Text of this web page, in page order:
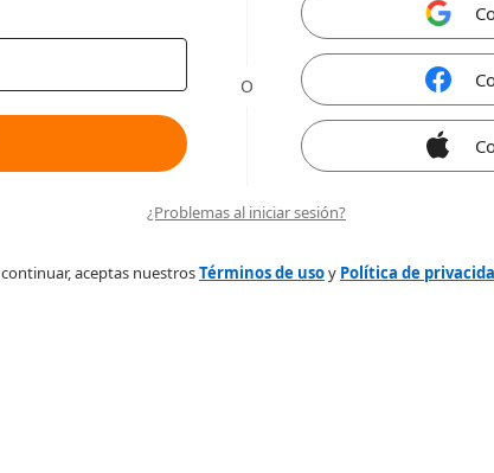
O
¿Problemas al iniciar sesión?
aceptas nuestrosTérminos de usoy Política de